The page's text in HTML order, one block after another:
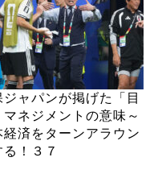
ジャパンが掲げた「目
マネジメントの意味～
経済をターンアラウン
る！３７